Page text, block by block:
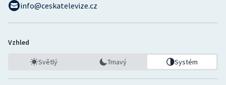
info@ceskatelevize.cz
Vzhled
Světlý Tmavý Systém